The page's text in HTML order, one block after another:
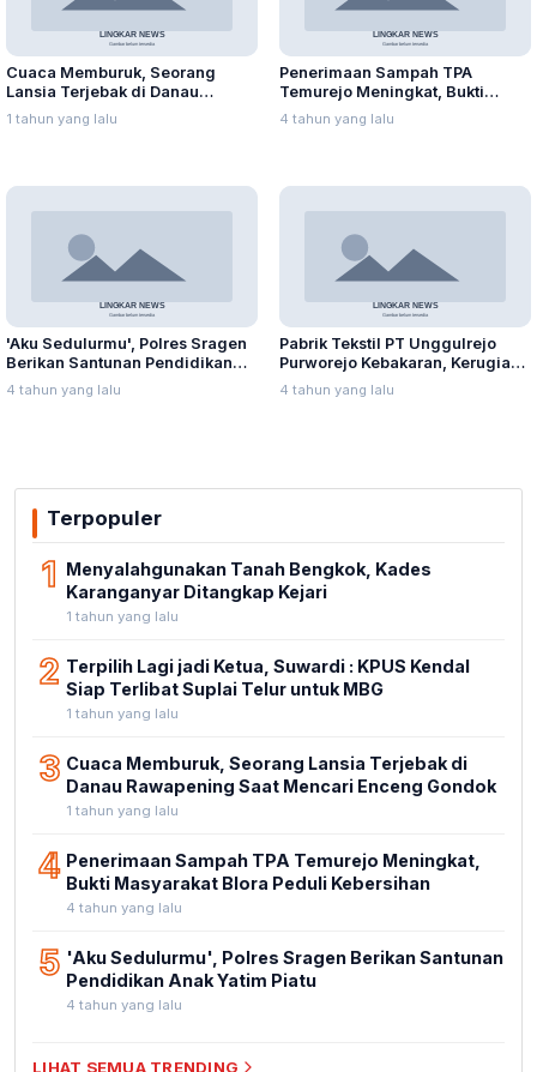
Cuaca Memburuk, Seorang
Lansia Terjebak di Danau
Rawapening Saat Mencari
Enceng Gondok
1 tahun yang lalu
Penerimaan Sampah TPA
Temurejo Meningkat, Bukti
Masyarakat Blora Peduli
Kebersihan
4 tahun yang lalu
'Aku Sedulurmu', Polres Sragen
Berikan Santunan Pendidikan
Anak Yatim Piatu
4 tahun yang lalu
Pabrik Tekstil PT Unggulrejo
Purworejo Kebakaran, Kerugian
Capai Puluhan Juta Rupiah
4 tahun yang lalu
Terpopuler
1 Menyalahgunakan Tanah Bengkok, Kades
Karanganyar Ditangkap Kejari
1 tahun yang lalu
2 Terpilih Lagi jadi Ketua, Suwardi : KPUS Kendal
Siap Terlibat Suplai Telur untuk MBG
1 tahun yang lalu
3 Cuaca Memburuk, Seorang Lansia Terjebak di
Danau Rawapening Saat Mencari Enceng Gondok
1 tahun yang lalu
4 Penerimaan Sampah TPA Temurejo Meningkat,
Bukti Masyarakat Blora Peduli Kebersihan
4 tahun yang lalu
5 'Aku Sedulurmu', Polres Sragen Berikan Santunan
Pendidikan Anak Yatim Piatu
4 tahun yang lalu
LIHAT SEMUA TRENDING